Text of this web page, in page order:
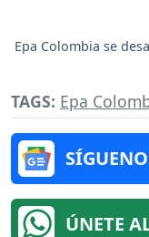
Epa Colombia se
TAGS: Epa
ÚNETE